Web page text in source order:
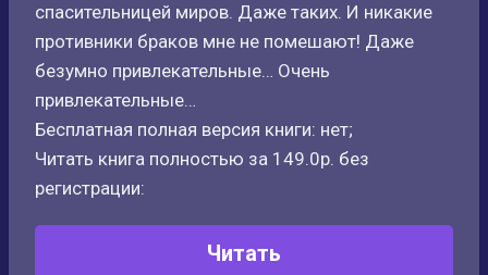
спасительницей миров. Даже таких. И никакие
противники браков мне не помешают! Даже
безумно привлекательные… Очень
привлекательные…
Бесплатная полная версия книги: нет;
Читать книга полностью за 149.0р. без
регистрации:
Читать